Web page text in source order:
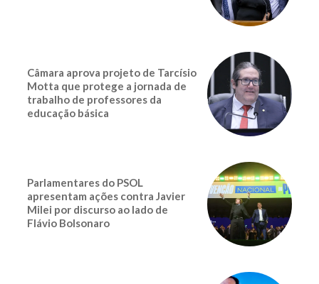
Câmara aprova projeto de Tarcísio
Motta que protege a jornada de
trabalho de professores da
educação básica
Parlamentares do PSOL
apresentam ações contra Javier
Milei por discurso ao lado de
Flávio Bolsonaro